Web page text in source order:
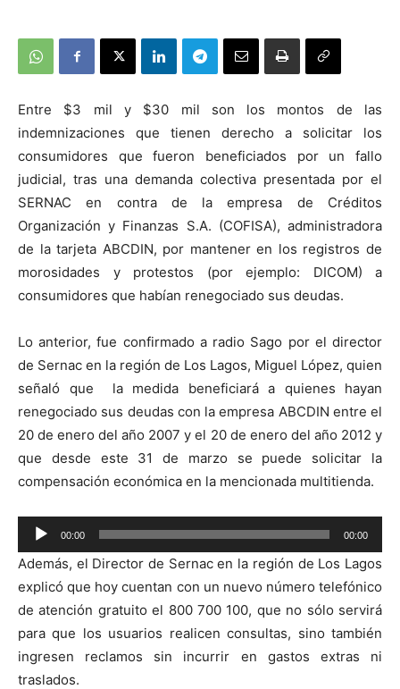
Entre $3 mil y $30 mil son los montos de las
indemnizaciones que tienen derecho a solicitar los
consumidores que fueron beneficiados por un fallo
judicial, tras una demanda colectiva presentada por el
SERNAC en contra de la empresa de Créditos
Organización y Finanzas S.A. (COFISA), administradora
de la tarjeta ABCDIN, por mantener en los registros de
morosidades y protestos (por ejemplo: DICOM) a
consumidores que habían renegociado sus deudas.
Lo anterior, fue confirmado a radio Sago por el director
de Sernac en la región de Los Lagos, Miguel López, quien
señaló que la medida beneficiará a quienes hayan
renegociado sus deudas con la empresa ABCDIN entre el
20 de enero del año 2007 y el 20 de enero del año 2012 y
que desde este 31 de marzo se puede solicitar la
compensación económica en la mencionada multitienda.
Reproductor
de
audio
00:00 00:00
Además, el Director de Sernac en la región de Los Lagos
explicó que hoy cuentan con un nuevo número telefónico
de atención gratuito el 800 700 100, que no sólo servirá
para que los usuarios realicen consultas, sino también
ingresen reclamos sin incurrir en gastos extras ni
traslados.